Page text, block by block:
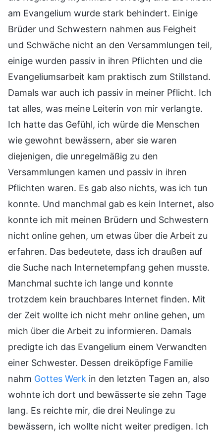
am Evangelium wurde stark behindert. Einige
Brüder und Schwestern nahmen aus Feigheit
und Schwäche nicht an den Versammlungen teil,
einige wurden passiv in ihren Pflichten und die
Evangeliumsarbeit kam praktisch zum Stillstand.
Damals war auch ich passiv in meiner Pflicht. Ich
tat alles, was meine Leiterin von mir verlangte.
Ich hatte das Gefühl, ich würde die Menschen
wie gewohnt bewässern, aber sie waren
diejenigen, die unregelmäßig zu den
Versammlungen kamen und passiv in ihren
Pflichten waren. Es gab also nichts, was ich tun
konnte. Und manchmal gab es kein Internet, also
konnte ich mit meinen Brüdern und Schwestern
nicht online gehen, um etwas über die Arbeit zu
erfahren. Das bedeutete, dass ich draußen auf
die Suche nach Internetempfang gehen musste.
Manchmal suchte ich lange und konnte
trotzdem kein brauchbares Internet finden. Mit
der Zeit wollte ich nicht mehr online gehen, um
mich über die Arbeit zu informieren. Damals
predigte ich das Evangelium einem Verwandten
einer Schwester. Dessen dreiköpfige Familie
nahm Gottes Werk in den letzten Tagen an, also
wohnte ich dort und bewässerte sie zehn Tage
lang. Es reichte mir, die drei Neulinge zu
bewässern, ich wollte nicht weiter predigen. Ich